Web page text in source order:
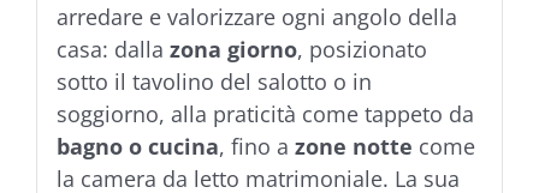
arredare e valorizzare ogni angolo della
casa: dalla zona giorno, posizionato
sotto il tavolino del salotto o in
soggiorno, alla praticità come tappeto da
bagno o cucina, fino a zone notte come
la camera da letto matrimoniale. La sua